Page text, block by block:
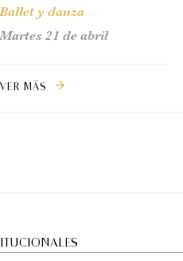
Ballet y danza
Martes 21 de abril
VER MÁS arrow_forward